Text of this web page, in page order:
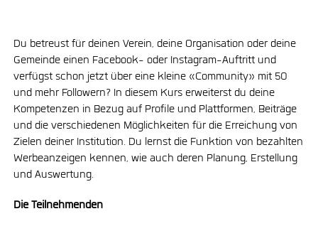
Du betreust für deinen Verein, deine Organisation oder deine
Gemeinde einen Facebook- oder Instagram-Auftritt und
verfügst schon jetzt über eine kleine «Community» mit 50
und mehr Followern? In diesem Kurs erweiterst du deine
Kompetenzen in Bezug auf Profile und Plattformen, Beiträge
und die verschiedenen Möglichkeiten für die Erreichung von
Zielen deiner Institution. Du lernst die Funktion von bezahlten
Werbeanzeigen kennen, wie auch deren Planung, Erstellung
und Auswertung.
Die Teilnehmenden